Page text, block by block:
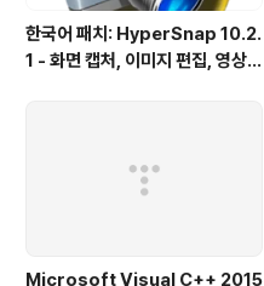
한국어 패치: HyperSnap 10.2.
1 - 화면 캡처, 이미지 편집, 영상
Microsoft Visual C++ 2015